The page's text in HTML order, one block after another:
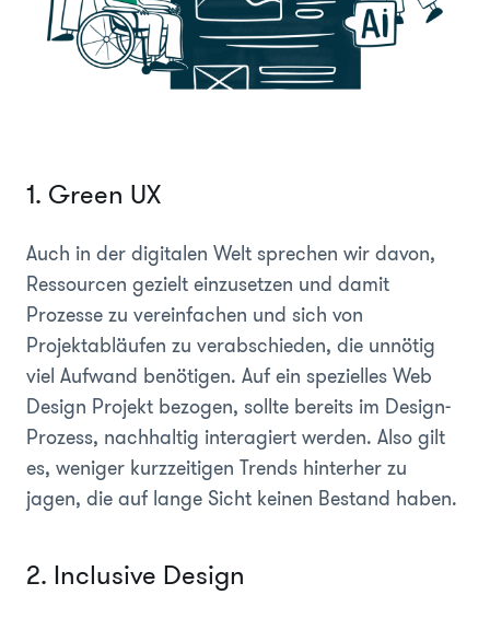
1. Green UX
Auch in der digitalen Welt sprechen wir davon,
Ressourcen gezielt einzusetzen und damit
Prozesse zu vereinfachen und sich von
Projektabläufen zu verabschieden, die unnötig
viel Aufwand benötigen. Auf ein spezielles Web
Design Projekt bezogen, sollte bereits im Design-
Prozess, nachhaltig interagiert werden. Also gilt
es, weniger kurzzeitigen Trends hinterher zu
jagen, die auf lange Sicht keinen Bestand haben.
2. Inclusive Design